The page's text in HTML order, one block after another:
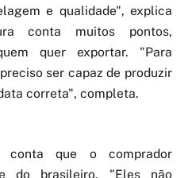
e qualidade", explica
conta muitos pontos,
quer exportar. "Para
ser capaz de produzir
correta", completa.
conta que o comprador